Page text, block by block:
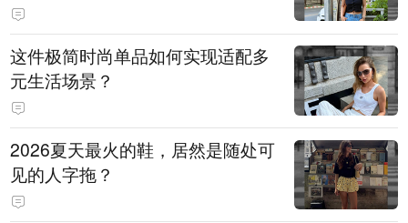
这件极简时尚单品如何实现适配多
元生活场景？
2026夏天最火的鞋，居然是随处可
见的人字拖？